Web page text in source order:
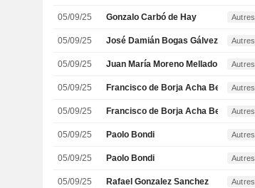
05/09/25 Gonzalo Carbó de Hay Autres
05/09/25 José Damián Bogas Gálvez Autres
05/09/25 Juan María Moreno Mellado Autres
05/09/25 Francisco de Borja Acha BesgaAutres
05/09/25 Francisco de Borja Acha BesgaAutres
05/09/25 Paolo Bondi Autres
05/09/25 Paolo Bondi Autres
05/09/25 Rafael Gonzalez Sanchez Autres